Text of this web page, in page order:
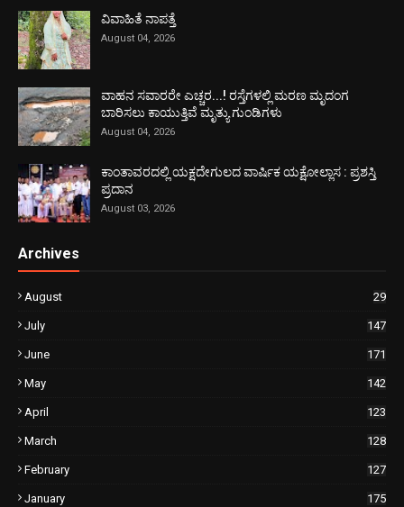
ವಿವಾಹಿತೆ ನಾಪತ್ತೆ
August 04, 2026
ವಾಹನ ಸವಾರರೇ ಎಚ್ಚರ...! ರಸ್ತೆಗಳಲ್ಲಿ ಮರಣ ಮೃದಂಗ
ಬಾರಿಸಲು ಕಾಯುತ್ತಿವೆ ಮೃತ್ಯು ಗುಂಡಿಗಳು
August 04, 2026
ಕಾಂತಾವರದಲ್ಲಿ ಯಕ್ಷದೇಗುಲದ ವಾರ್ಷಿಕ ಯಕ್ಷೋಲ್ಲಾಸ : ಪ್ರಶಸ್ತಿ
ಪ್ರದಾನ
August 03, 2026
Archives
August 29
July 147
June 171
May 142
April 123
March 128
February 127
January 175